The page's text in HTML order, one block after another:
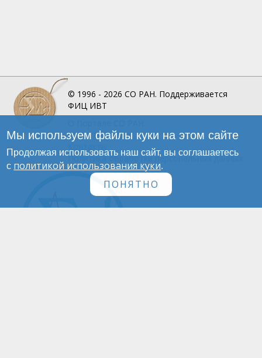
© 1996 - 2026 СО РАН. Поддерживается
ФИЦ ИВТ
Инфографика
Политика обработки персональных данных
Мы используем файлы куки на этом сайте
Продолжая использовать наш сайт, вы соглашаетесь
с политикой использования куки.
ПОНЯТНО